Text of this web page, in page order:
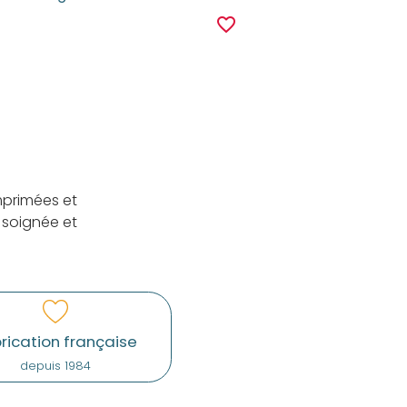
favorite_border
et
et
française
depuis 1984